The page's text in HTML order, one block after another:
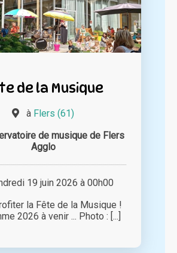
de la Musique
à Flers (61)
de musique de Flers
Agglo
19 juin 2026 à 00h00
la Fête de la Musique !
2026 à venir ... Photo : [...]